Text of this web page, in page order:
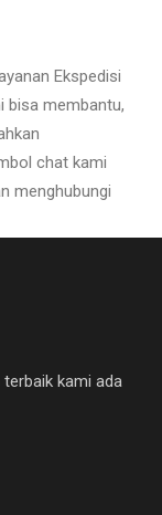
Ekspedisi
bisa membantu,
chat kami
menghubungi
kami ada